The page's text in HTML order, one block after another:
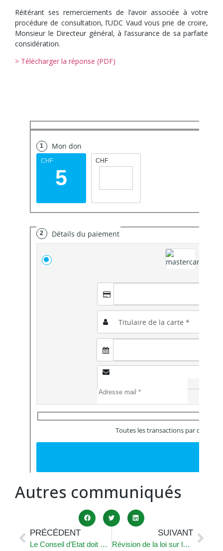
Réitérant ses remerciements de l’avoir associée à votre
procédure de consultation, l’UDC Vaud vous prie de croire,
Monsieur le Directeur général, à l’assurance de sa parfaite
considération.
> Télécharger la réponse (PDF)
Autres communiqués
PRÉCÉDENT
Le Conseil d’Etat doit se remettre au travail sans tarder
SUIVANT
Révision de la loi sur les communes : l’UDC Vaud dénonce une attaque frontale contre l’autonomie communale